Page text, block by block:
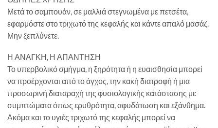
Μετά το σαμπουάν, σε μαλλιά στεγνωμένα με πετσέτα,
εφαρμόστε στο τριχωτό της κεφαλής και κάντε απαλό μασάζ.
Μην ξεπλύνετε.
Η ΑΝΑΓΚΗ, Η ΑΠΑΝΤΗΣΗ
Το υπερβολικό σμήγμα, η ξηρότητα ή η ευαισθησία μπορεί
να προέρχονται από το άγχος, την κακή διατροφή ή μια
προσωρινή διαταραχή της φυσιολογικής κατάστασης με
συμπτώματα όπως ερυθρότητα, αφυδάτωση και εξάνθημα.
Ακόμα και το υγιές τριχωτό της κεφαλής μπορεί να